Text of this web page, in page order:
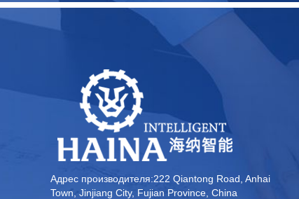
Адрес производителя:222 Qiantong Road, Anhai
Town, Jinjiang City, Fujian Province, China